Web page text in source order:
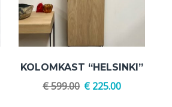
KOLOMKAST “HELSINKI”
€599.00 € 225.00